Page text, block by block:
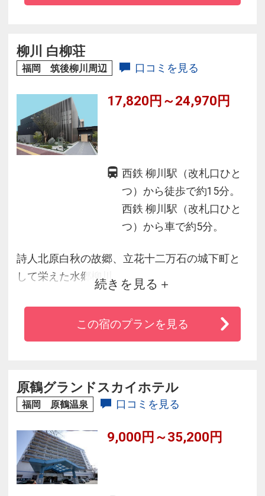
柳川 白柳荘
福岡 筑後柳川周辺 口コミを見る
17,820円～24,970円
西鉄 柳川駅（改札口ひと
つ）から徒歩で約15分。
西鉄 柳川駅（改札口ひと
つ）から車で約5分。
詩人北原白秋の故郷、立花十二万石の城下町と
して栄えた水郷柳川。
全てのお部屋からは四季おりおりの美しさが楽
しめる大庭園がながめられます。
駅より徒歩１２分。みやま柳川ＩＣより車で２
０分とアクセス抜群！
続きを見る
この宿のプランを見る
原鶴グランドスカイホテル
福岡 原鶴温泉 口コミを見る
9,000円～35,200円